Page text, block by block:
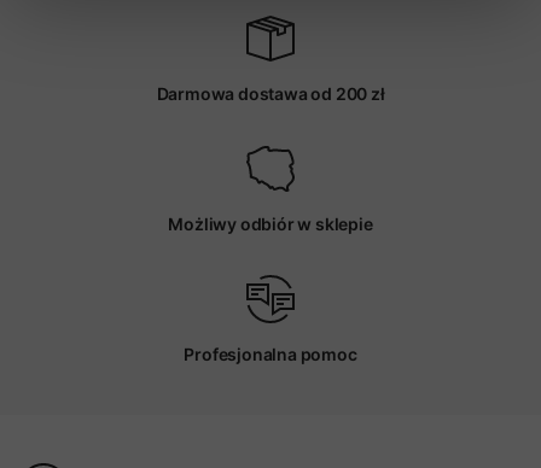
Darmowa dostawa od 200 zł
Możliwy odbiór w sklepie
Profesjonalna pomoc